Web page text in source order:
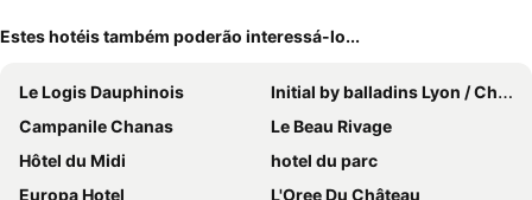
Estes hotéis também poderão interessá-lo...
Le Logis Dauphinois
Initial by balladins Lyon / Chanas
Campanile Chanas
Le Beau Rivage
Hôtel du Midi
hotel du parc
Europa Hotel
L'Oree Du Château